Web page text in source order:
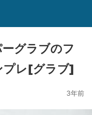
グラブのフ
プレ[グラブ]
3年前